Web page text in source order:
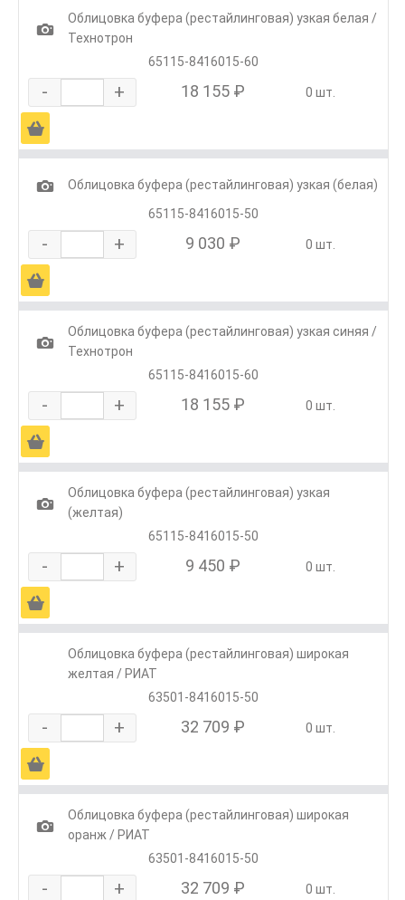
1
Облицовка буфера (рестайлинговая) узкая белая /
Технотрон
65115-8416015-60
- + 18 155 ₽ 0 шт.
Ä
1
Облицовка буфера (рестайлинговая) узкая (белая)
65115-8416015-50
- + 9 030 ₽ 0 шт.
Ä
1
Облицовка буфера (рестайлинговая) узкая синяя /
Технотрон
65115-8416015-60
- + 18 155 ₽ 0 шт.
Ä
1
Облицовка буфера (рестайлинговая) узкая
(желтая)
65115-8416015-50
- + 9 450 ₽ 0 шт.
Ä
Облицовка буфера (рестайлинговая) широкая
желтая / РИАТ
63501-8416015-50
- + 32 709 ₽ 0 шт.
Ä
1
Облицовка буфера (рестайлинговая) широкая
оранж / РИАТ
63501-8416015-50
- + 32 709 ₽ 0 шт.